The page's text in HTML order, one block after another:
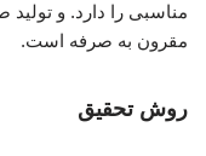
مناسبی را دارد. و تولید
مقرون به صرفه است.
روش تحقیق